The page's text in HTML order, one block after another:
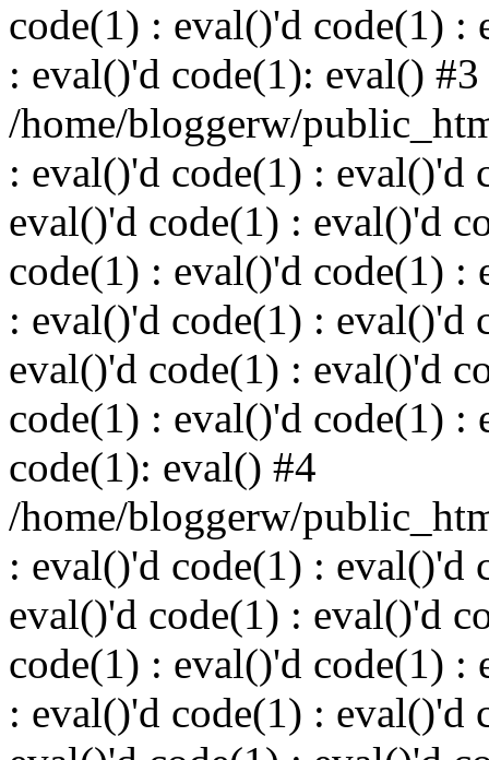
code(1) : eval()'d code(1) :
: eval()'d code(1): eval() #3
/home/bloggerw/
: eval()'d code(1) : eval()'d
eval()'d code(1) : eval()'d
code(1) : eval()'d code(1) :
: eval()'d code(1) : eval()'d
eval()'d code(1) : eval()'d
code(1) : eval()'d code(1) :
code(1): eval() #4
/home/bloggerw/
: eval()'d code(1) : eval()'d
eval()'d code(1) : eval()'d
code(1) : eval()'d code(1) :
: eval()'d code(1) : eval()'d